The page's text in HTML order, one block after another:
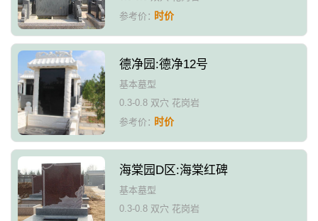
参考价：时价
德净园:德净12号
基本墓型
0.3-0.8 双穴 花岗岩
参考价：时价
海棠园D区:海棠红碑
基本墓型
0.3-0.8 双穴 花岗岩